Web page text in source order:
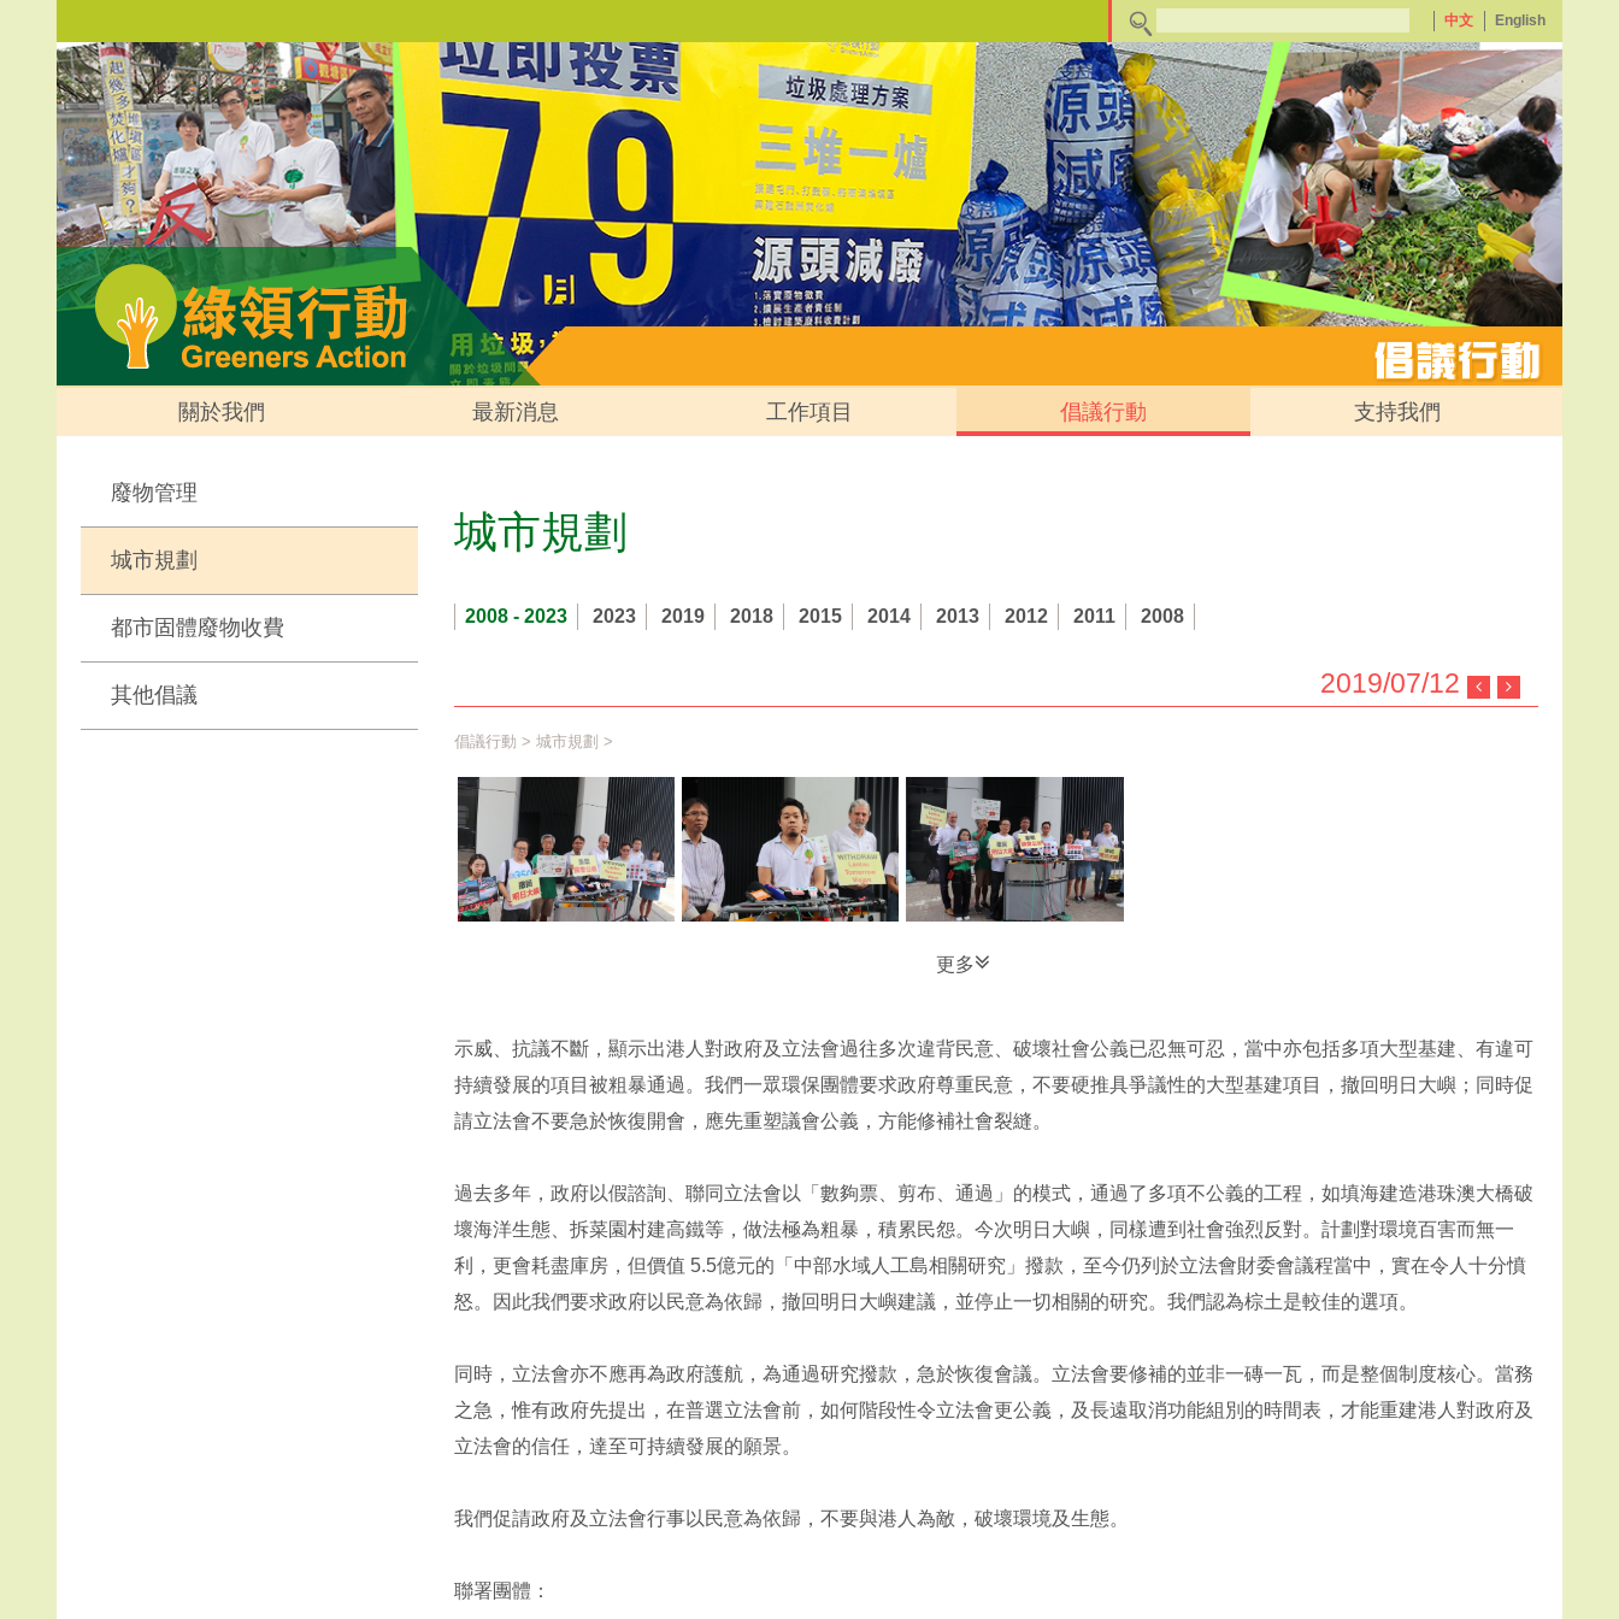
中文 English
關於我們 最新消息 工作項目 倡議行動 支持我們
廢物管理
城市規劃
都市固體廢物收費
其他倡議
城市規劃
2008 - 2023 2023 2019 2018 2015 2014 2013 2012 2011 2008
2019/07/12
倡議行動 > 城市規劃 >
更多
示威、抗議不斷，顯示出港人對政府及立法會過往多次違背民意、破壞社會公義已忍無可忍，當中亦包括多項大型基建、有違可
持續發展的項目被粗暴通過。我們一眾環保團體要求政府尊重民意，不要硬推具爭議性的大型基建項目，撤回明日大嶼；同時促
請立法會不要急於恢復開會，應先重塑議會公義，方能修補社會裂縫。
過去多年，政府以假諮詢、聯同立法會以「數夠票、剪布、通過」的模式，通過了多項不公義的工程，如填海建造港珠澳大橋破
壞海洋生態、拆菜園村建高鐵等，做法極為粗暴，積累民怨。今次明日大嶼，同樣遭到社會強烈反對。計劃對環境百害而無一
利，更會耗盡庫房，但價值 5.5億元的「中部水域人工島相關研究」撥款，至今仍列於立法會財委會議程當中，實在令人十分憤
怒。因此我們要求政府以民意為依歸，撤回明日大嶼建議，並停止一切相關的研究。我們認為棕土是較佳的選項。
同時，立法會亦不應再為政府護航，為通過研究撥款，急於恢復會議。立法會要修補的並非一磚一瓦，而是整個制度核心。當務
之急，惟有政府先提出，在普選立法會前，如何階段性令立法會更公義，及長遠取消功能組別的時間表，才能重建港人對政府及
立法會的信任，達至可持續發展的願景。
我們促請政府及立法會行事以民意為依歸，不要與港人為敵，破壞環境及生態。
聯署團體：